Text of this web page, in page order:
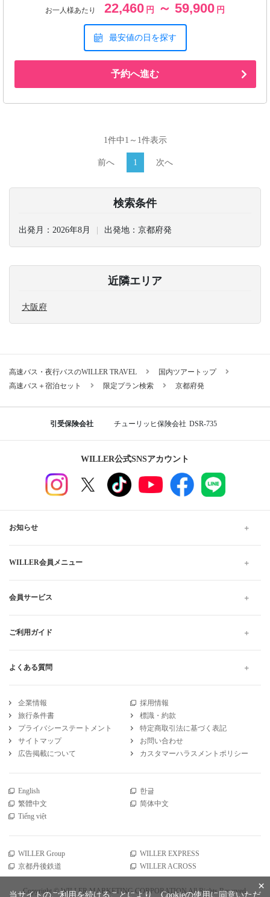
お一人様あたり 22,460 円 ～ 59,900 円
最安値の日を探す
予約へ進む
1件中1～1件表示
前へ 1 次へ
検索条件
出発月： 2026年8月 出発地： 京都府発
近隣エリア
大阪府
高速バス・夜行バスのWILLER TRAVEL
国内ツアートップ
高速バス＋宿泊セット
限定プラン検索 京都府発
引受保険会社 チューリッヒ保険会社 DSR-735
WILLER公式SNSアカウント
お知らせ
WILLER会員メニュー
会員サービス
ご利用ガイド
よくある質問
企業情報
採用情報
旅行条件書
標識・約款
プライバシーステートメント
特定商取引法に基づく表記
サイトマップ
お問い合わせ
広告掲載について
カスタマーハラスメントポリシー
English
한글
繁體中文
简体中文
Tiếng việt
WILLER Group
WILLER EXPRESS
京都丹後鉄道
WILLER ACROSS
Copyright © WILLER MARKETING CORPORATION All Rights Reserved. ×
当サイトのご利用を続けることにより、Cookieの使用に同意いただ